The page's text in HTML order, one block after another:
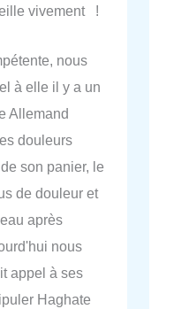
vivement !
nous
à elle il y a un
Allemand
douleurs
son panier, le
de douleur et
après
nous
appel à ses
Haghate